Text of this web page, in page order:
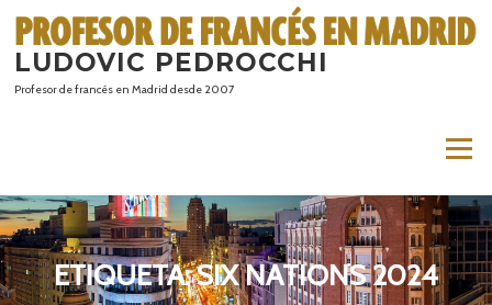
contenido
LUDOVIC PEDROCCHI
Profesor de francés en Madrid desde 2007
Menú
ETIQUETA:SIX NATIONS 2024